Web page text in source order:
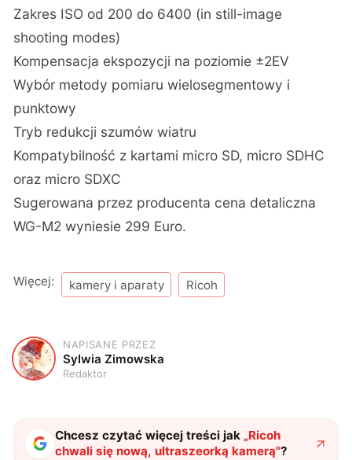
Zakres ISO od 200 do 6400 (in still-image
shooting modes)
Kompensacja ekspozycji na poziomie ±2EV
Wybór metody pomiaru wielosegmentowy i
punktowy
Tryb redukcji szumów wiatru
Kompatybilność z kartami micro SD, micro SDHC
oraz micro SDXC
Sugerowana przez producenta cena detaliczna
WG-M2 wyniesie 299 Euro.
Więcej: kamery i aparaty Ricoh
S
NAPISANE PRZEZ
Sylwia Zimowska
Redaktor
Chcesz czytać więcej treści jak „Ricoh
chwali się nową, ultraszeorką kamerą"?